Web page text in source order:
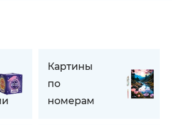
Картины
по
номерам